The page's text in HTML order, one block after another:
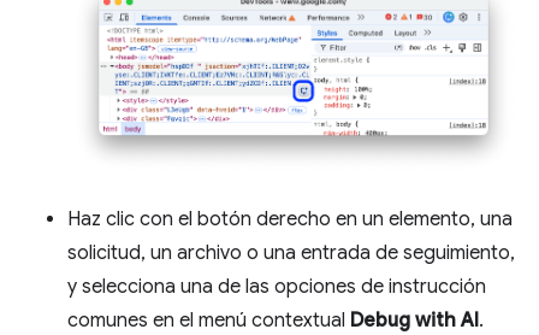
Haz clic con el botón derecho en un elemento, una
solicitud, un archivo o una entrada de seguimiento,
y selecciona una de las opciones de instrucción
comunes en el menú contextual Debug with AI.